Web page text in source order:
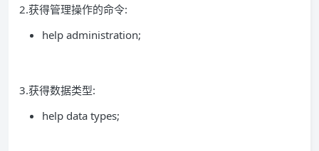
2.获得管理操作的命令:
help administration;
3.获得数据类型:
help data types;